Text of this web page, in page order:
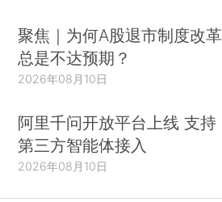
聚焦｜为何A股退市制度改革
总是不达预期？
2026年08月10日
阿里千问开放平台上线 支持
第三方智能体接入
2026年08月10日